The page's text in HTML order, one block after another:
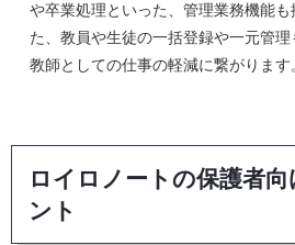
や卒業処理といった、管理業務機能も
た、教員や生徒の一括登録や一元管
教師としての仕事の軽減に繋がります
ロイロノートの保護者
ント